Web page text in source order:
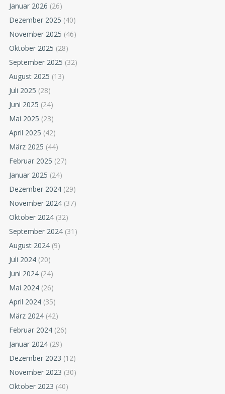
Januar 2026 (26)
Dezember 2025 (40)
November 2025 (46)
Oktober 2025 (28)
September 2025 (32)
August 2025 (13)
Juli 2025 (28)
Juni 2025 (24)
Mai 2025 (23)
April 2025 (42)
März 2025 (44)
Februar 2025 (27)
Januar 2025 (24)
Dezember 2024 (29)
November 2024 (37)
Oktober 2024 (32)
September 2024 (31)
August 2024 (9)
Juli 2024 (20)
Juni 2024 (24)
Mai 2024 (26)
April 2024 (35)
März 2024 (42)
Februar 2024 (26)
Januar 2024 (29)
Dezember 2023 (12)
November 2023 (30)
Oktober 2023 (40)